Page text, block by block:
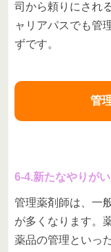
司から頼りにされ
ャリアパスでも管
ずです。
管
6-4.新たなやりが
管理薬剤師は、一
が多くなります。
薬品の管理といっ